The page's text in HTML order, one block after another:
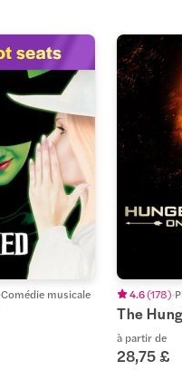
Comédie musicale 4.6(178)
The
à partir de
28,75 £